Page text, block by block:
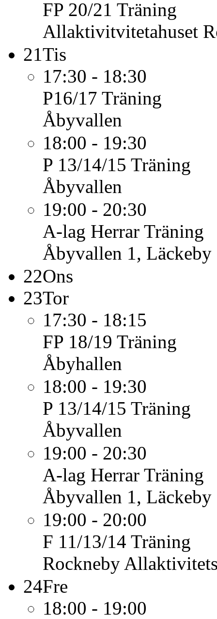
FP 20/21 Träning
Allaktivitvitetahuset
21Tis
17:30 - 18:30
P16/17 Träning
Åbyvallen
18:00 - 19:30
P 13/14/15 Träning
Åbyvallen
19:00 - 20:30
A-lag Herrar Träning
Åbyvallen 1, Läckeby
22Ons
23Tor
17:30 - 18:15
FP 18/19 Träning
Åbyhallen
18:00 - 19:30
P 13/14/15 Träning
Åbyvallen
19:00 - 20:30
A-lag Herrar Träning
Åbyvallen 1, Läckeby
19:00 - 20:00
F 11/13/14 Träning
Rockneby
24Fre
18:00 - 19:00